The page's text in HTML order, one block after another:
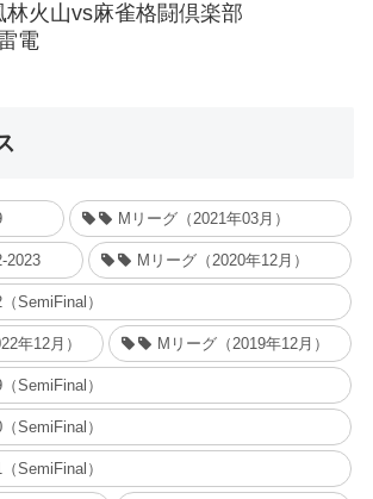
林火山vs麻雀格闘倶楽部
電
Mリーグ（2021年03月）
2023 Mリーグ（2020年12月）
SemiFinal）
年12月） Mリーグ（2019年12月）
SemiFinal）
SemiFinal）
SemiFinal）